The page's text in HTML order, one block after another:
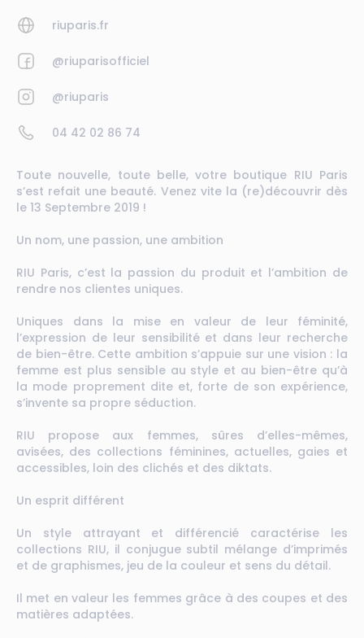
riuparis.fr
@riuparisofficiel
@riuparis
04 42 02 86 74
Toute nouvelle, toute belle, votre boutique RIU Paris
s’est refait une beauté. Venez vite la (re)découvrir dès
le 13 Septembre 2019 !
Un nom, une passion, une ambition
RIU Paris, c’est la passion du produit et l’ambition de
rendre nos clientes uniques.
Uniques dans la mise en valeur de leur féminité,
l’expression de leur sensibilité et dans leur recherche
de bien-être. Cette ambition s’appuie sur une vision : la
femme est plus sensible au style et au bien-être qu’à
la mode proprement dite et, forte de son expérience,
s’invente sa propre séduction.
RIU propose aux femmes, sûres d’elles-mêmes,
avisées, des collections féminines, actuelles, gaies et
accessibles, loin des clichés et des diktats.
Un esprit différent
Un style attrayant et différencié caractérise les
collections RIU, il conjugue subtil mélange d’imprimés
et de graphismes, jeu de la couleur et sens du détail.
Il met en valeur les femmes grâce à des coupes et des
matières adaptées.